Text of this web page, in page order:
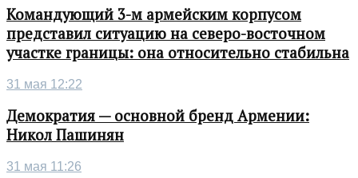
Командующий 3-м армейским корпусом
представил ситуацию на северо-восточном
участке границы: она относительно стабильна
31 мая 12:22
Демократия — основной бренд Армении:
Никол Пашинян
31 мая 11:26